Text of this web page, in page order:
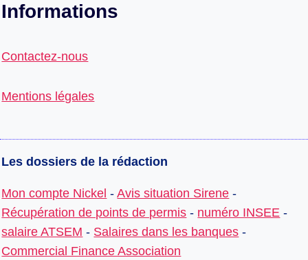
Informations
Contactez-nous
Mentions légales
Les dossiers de la rédaction
Mon compte Nickel -Avis situation Sirene -
Récupération de points de permis - numéro INSEE -
salaire ATSEM - Salaires dans les banques -
Commercial Finance Association